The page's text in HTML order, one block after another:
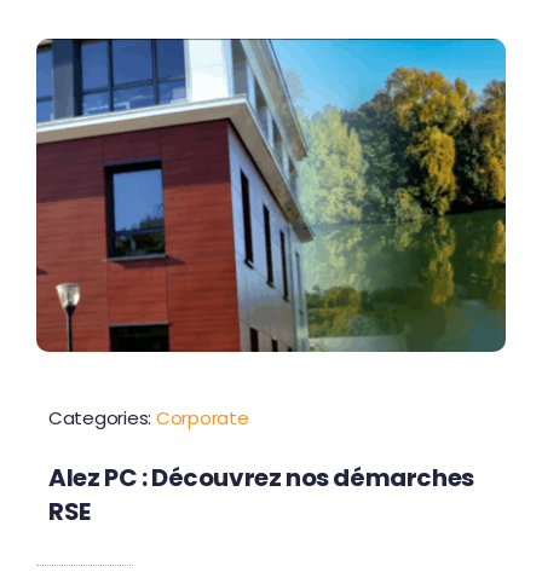
Contactez-nous
Categories: Corporate
Alez PC : Découvrez nos démarches
RSE